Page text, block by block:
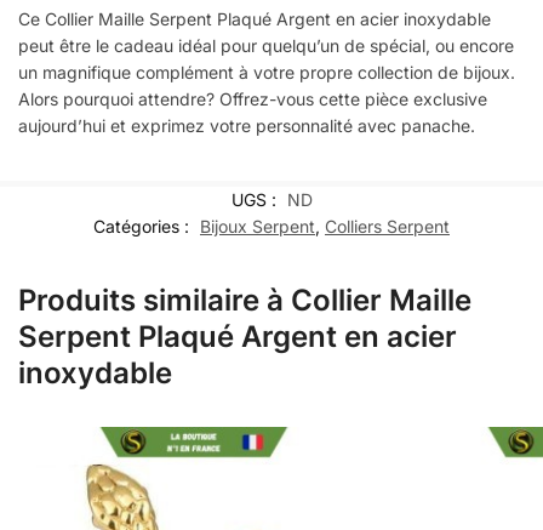
Ce Collier Maille Serpent Plaqué Argent en acier inoxydable
peut être le cadeau idéal pour quelqu’un de spécial, ou encore
un magnifique complément à votre propre collection de bijoux.
Alors pourquoi attendre? Offrez-vous cette pièce exclusive
aujourd’hui et exprimez votre personnalité avec panache.
UGS :
ND
Catégories :
Bijoux Serpent, Colliers Serpent
Produits similaire à Collier Maille
Serpent Plaqué Argent en acier
inoxydable